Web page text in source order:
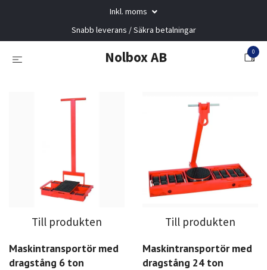
Inkl. moms
Snabb leverans / Säkra betalningar
Nolbox AB 0
Till produkten
Maskintransportör med
dragstång 6 ton
Till produkten
Maskintransportör med
dragstång 24 ton